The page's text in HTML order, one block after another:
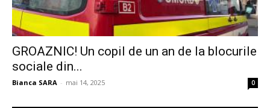
GROAZNIC! Un copil de un an de la blocurile
sociale din...
Bianca SARA - mai 14, 2025 0